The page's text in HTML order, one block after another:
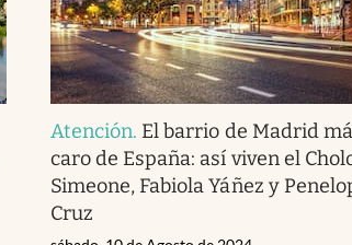
Atención. El barrio de Madrid
caro de España: así viven el
Simeone, Fabiola Yáñez y
Cruz